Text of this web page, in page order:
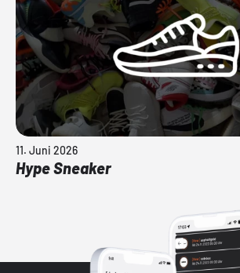
11. Juni 2026
Hype Sneaker